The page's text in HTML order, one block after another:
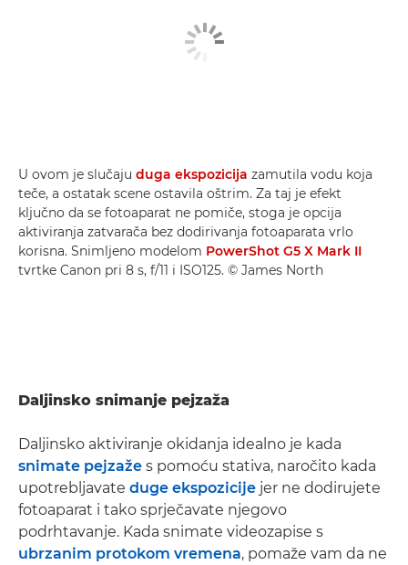
U ovom je slučaju duga ekspozicija zamutila vodu koja
teče, a ostatak scene ostavila oštrim. Za taj je efekt
ključno da se fotoaparat ne pomiče, stoga je opcija
aktiviranja zatvarača bez dodirivanja fotoaparata vrlo
korisna. Snimljeno modelom PowerShot G5 X Mark II
tvrtke Canon pri 8 s, f/11 i ISO125. © James North
Daljinsko snimanje pejzaža
Daljinsko aktiviranje okidanja idealno je kada
snimate pejzaže s pomoću stativa, naročito kada
upotrebljavate duge ekspozicije jer ne dodirujete
fotoaparat i tako sprječavate njegovo
podrhtavanje. Kada snimate videozapise s
ubrzanim protokom vremena, pomaže vam da ne